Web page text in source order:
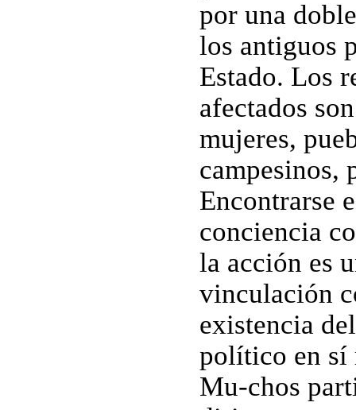
por una
los antiguos
Estado. Los
afectados
mujeres,
campesinos,
Encontrarse
conciencia
la acción es
vinculación
existencia
político en sí
Mu-chos